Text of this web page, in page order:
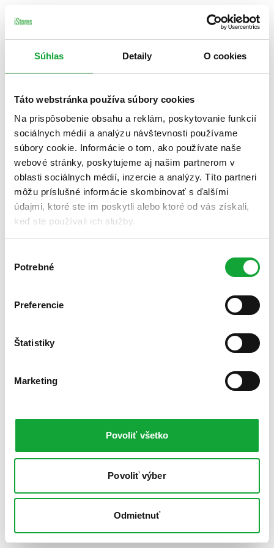
Súhlas Detaily O cookies
Táto webstránka používa súbory cookies
Na prispôsobenie obsahu a reklám, poskytovanie funkcií
sociálnych médií a analýzu návštevnosti používame
súbory cookie. Informácie o tom, ako používate naše
webové stránky, poskytujeme aj našim partnerom v
oblasti sociálnych médií, inzercie a analýzy. Títo partneri
môžu príslušné informácie skombinovať s ďalšími
údajmi, ktoré ste im poskytli alebo ktoré od vás získali,
keď ste používali ich služby.
súhlasu
Potrebné
Preferencie
Štatistiky
Marketing
Povoliť všetko
Povoliť výber
Odmietnuť